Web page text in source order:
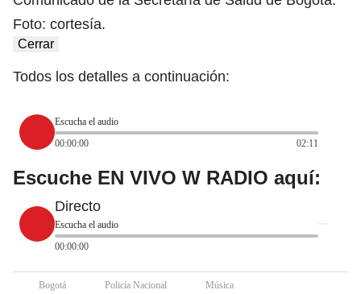
Foto: cortesía.
Cerrar
Todos los detalles a continuación:
Escucha el audio
00:00:00
02:11
Escuche EN VIVO W RADIO aquí:
Directo
Escucha el audio
00:00:00
Bogotá Policía Nacional Música